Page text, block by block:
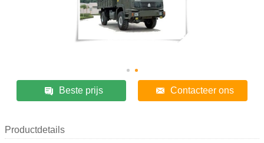
Beste prijs Contacteer ons
Productdetails